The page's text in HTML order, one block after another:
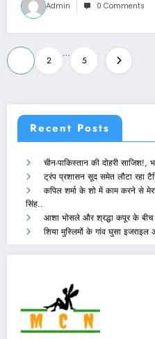
Admin 0 Comments
Posts
navigation
2
…
5
Recent Posts
चीन-पाकिस्तान की दोहरी
ट्रंप प्रशासन सूद समेत लौटा रहा
कपिल शर्मा के शो में काम करने से
सिंह..
आशा भोसले और श्रद्धा कपूर के
शिया मुस्लिमों के गांव घुसा